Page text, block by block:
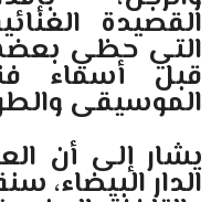
القصيدة
التي حظي
قبل أسماء
الموسيقى
يشار إلى أن